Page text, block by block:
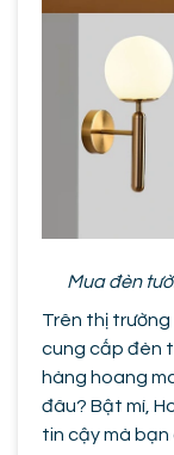
Mua đèn
Trên thị trường
cung cấp đèn
hàng hoang
đâu? Bật mí,
tin cậy mà bạn